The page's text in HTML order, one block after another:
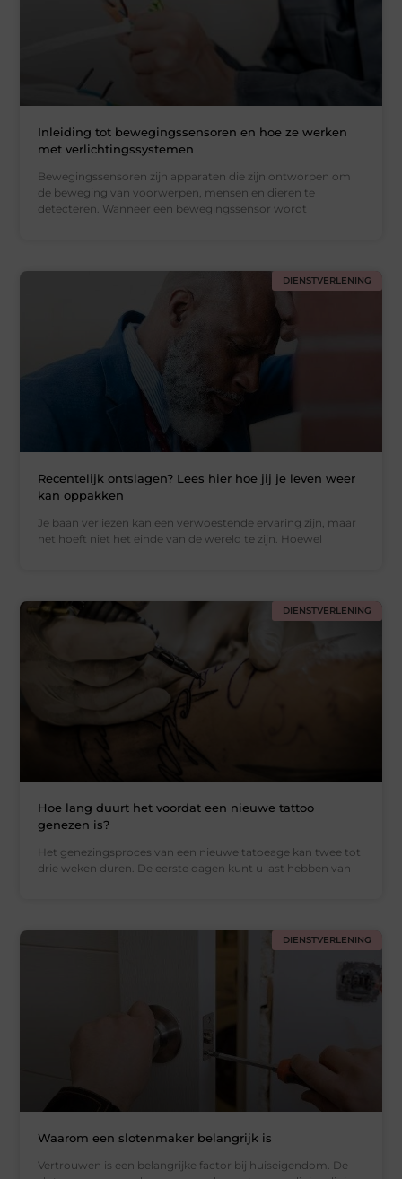
Inleiding tot bewegingssensoren en hoe ze werken
met verlichtingssystemen
Bewegingssensoren zijn apparaten die zijn ontworpen om
de beweging van voorwerpen, mensen en dieren te
detecteren. Wanneer een bewegingssensor wordt
DIENSTVERLENING
Recentelijk ontslagen? Lees hier hoe jij je leven weer
kan oppakken
Je baan verliezen kan een verwoestende ervaring zijn, maar
het hoeft niet het einde van de wereld te zijn. Hoewel
DIENSTVERLENING
Hoe lang duurt het voordat een nieuwe tattoo
genezen is?
Het genezingsproces van een nieuwe tatoeage kan twee tot
drie weken duren. De eerste dagen kunt u last hebben van
DIENSTVERLENING
Waarom een slotenmaker belangrijk is
Vertrouwen is een belangrijke factor bij huiseigendom. De